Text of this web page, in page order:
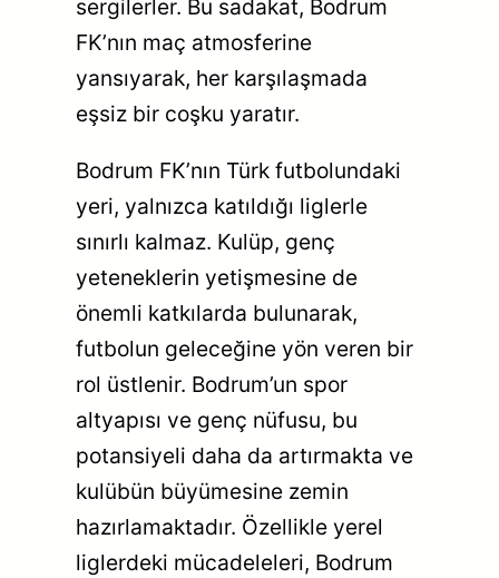
sergilerler. Bu sadakat, Bodrum
FK’nın maç atmosferine
yansıyarak, her karşılaşmada
eşsiz bir coşku yaratır.
Bodrum FK’nın Türk futbolundaki
yeri, yalnızca katıldığı liglerle
sınırlı kalmaz. Kulüp, genç
yeteneklerin yetişmesine de
önemli katkılarda bulunarak,
futbolun geleceğine yön veren bir
rol üstlenir. Bodrum’un spor
altyapısı ve genç nüfusu, bu
potansiyeli daha da artırmakta ve
kulübün büyümesine zemin
hazırlamaktadır. Özellikle yerel
liglerdeki mücadeleleri, Bodrum